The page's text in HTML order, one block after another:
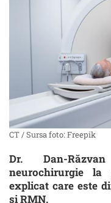
CT / Sursa foto: Freepik
Dr. Dan-
neurochirurgie la
explicat care este
și RMN.